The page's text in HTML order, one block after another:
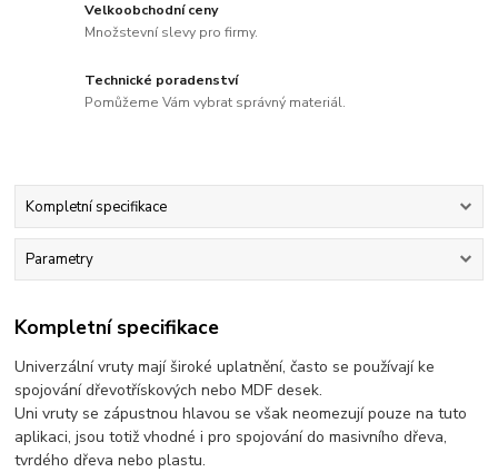
Velkoobchodní ceny
Množstevní slevy pro firmy.
Technické poradenství
Pomůžeme Vám vybrat správný materiál.
Kompletní specifikace
Parametry
Kompletní specifikace
Univerzální vruty mají široké uplatnění, často se používají ke
spojování dřevotřískových nebo MDF desek.
Uni vruty se zápustnou hlavou se však neomezují pouze na tuto
aplikaci, jsou totiž vhodné i pro spojování do masivního dřeva,
tvrdého dřeva nebo plastu.